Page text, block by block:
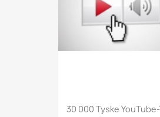
30 000 Tyske